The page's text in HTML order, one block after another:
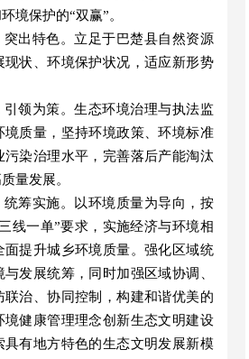
境保护的“双赢”。
突出特色。 立足于巴楚县自然资源
现状、环境保护状况，适应新形势
引领为策。生态环境治理与执法监
境质量，坚持环境政策、环境标准
污染治理水平，完善落后产能淘汰
量发展。
统筹实施。
以环境质量为导向，按
三线一单”要求，实施经济与环境相
面提升城乡环境质量。强化区域统
发展统筹，同时加强区域协调、
联治、协同控制，构建和谐优美的
境健康管理理念创新生态文明建设
具有地方特色的生态文明发展新模